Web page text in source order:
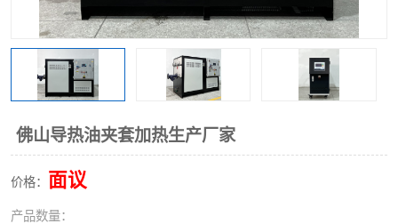
佛山导热油夹套加热生产厂家
价格： 面议
产品数量：